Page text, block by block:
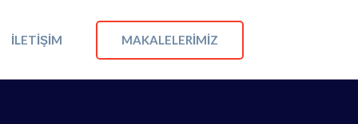
İLETIŞIM MAKALELERIMIZ